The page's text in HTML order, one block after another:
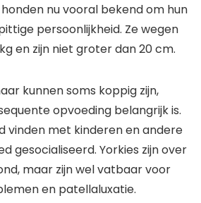
honden nu vooral bekend om hun
persoonlijkheid. Ze wegen
en zijn niet groter dan 20 cm.
kunnen soms koppig zijn,
opvoeding belangrijk is.
vinden met kinderen en andere
gesocialiseerd. Yorkies zijn over
maar zijn wel vatbaar voor
en patellaluxatie.